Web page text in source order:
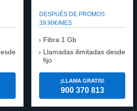
DESPUÉS DE PROMOS:
39,90€/MES
Fibra 1 Gb
Llamadas ilimitadas desde
fijo
¡LLAMA GRATIS!
900 370 813